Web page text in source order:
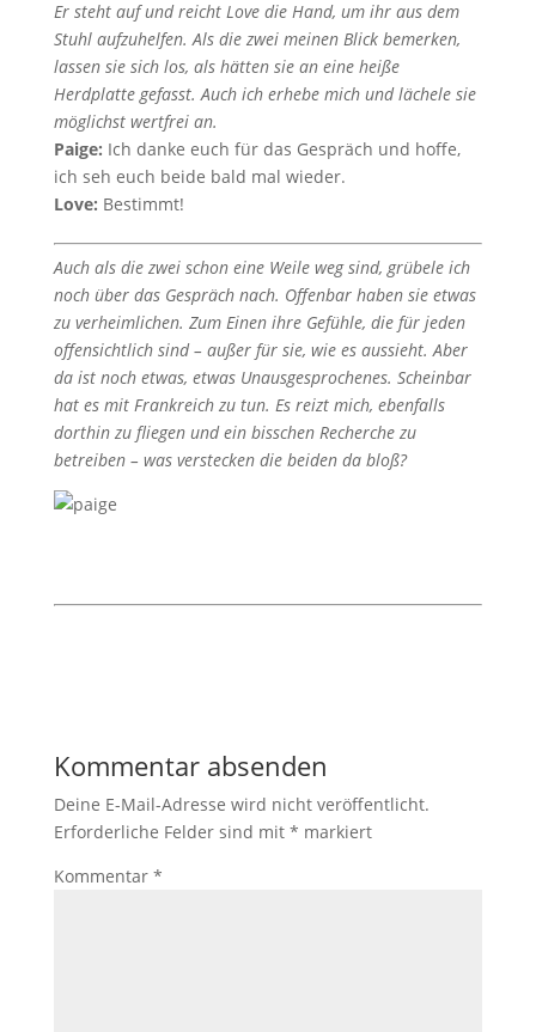
Er steht auf und reicht Love die Hand, um ihr aus dem
Stuhl aufzuhelfen. Als die zwei meinen Blick bemerken,
lassen sie sich los, als hätten sie an eine heiße
Herdplatte gefasst. Auch ich erhebe mich und lächele sie
möglichst wertfrei an.
Paige: Ich danke euch für das Gespräch und hoffe,
ich seh euch beide bald mal wieder.
Love: Bestimmt!
Auch als die zwei schon eine Weile weg sind, grübele ich
noch über das Gespräch nach. Offenbar haben sie etwas
zu verheimlichen. Zum Einen ihre Gefühle, die für jeden
offensichtlich sind – außer für sie, wie es aussieht. Aber
da ist noch etwas, etwas Unausgesprochenes. Scheinbar
hat es mit Frankreich zu tun. Es reizt mich, ebenfalls
dorthin zu fliegen und ein bisschen Recherche zu
betreiben – was verstecken die beiden da bloß?
Kommentar absenden
Deine E-Mail-Adresse wird nicht veröffentlicht.
Erforderliche Felder sind mit * markiert
Kommentar *